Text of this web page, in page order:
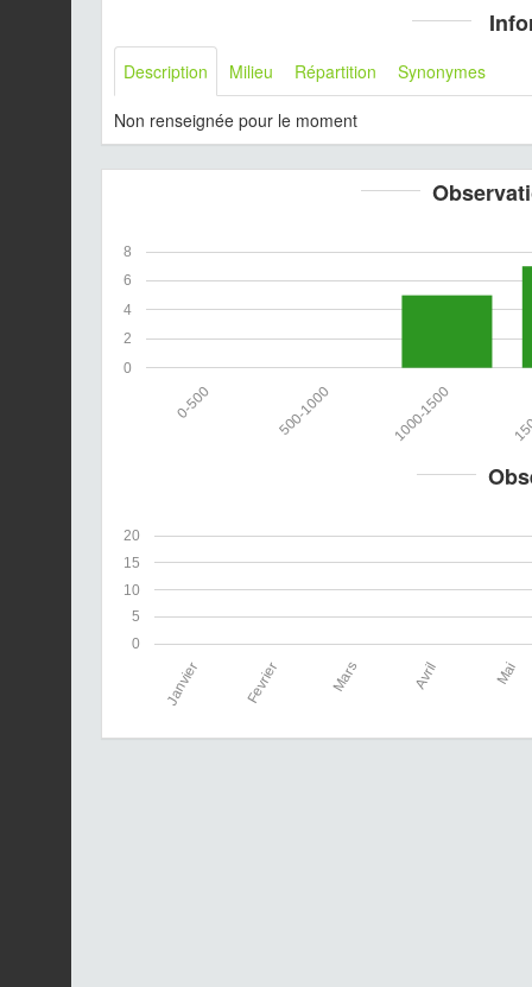
Description Milieu Répartition Synonymes
Non renseignée pour le moment
0
2
4
6
8
1000-1500
500-1000
0-500
0
5
10
15
20
Mai
Avril
Mars
Fevrier
Janvier